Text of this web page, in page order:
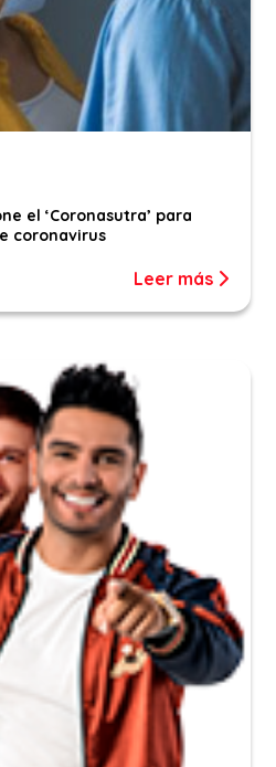
el ‘Coronasutra’ para
coronavirus
Leer más